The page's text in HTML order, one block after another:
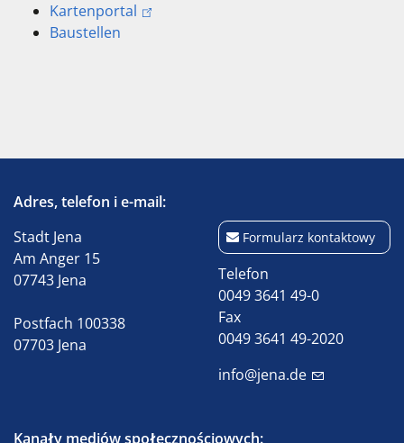
Kartenportal
Baustellen
Adres, telefon i e-mail:
Stadt Jena
Am Anger 15
07743 Jena
Postfach 100338
07703 Jena
Formularz kontaktowy
Telefon
0049 3641 49-0
Fax
0049 3641 49-2020
info@jena.de
Kanały mediów społecznościowych: